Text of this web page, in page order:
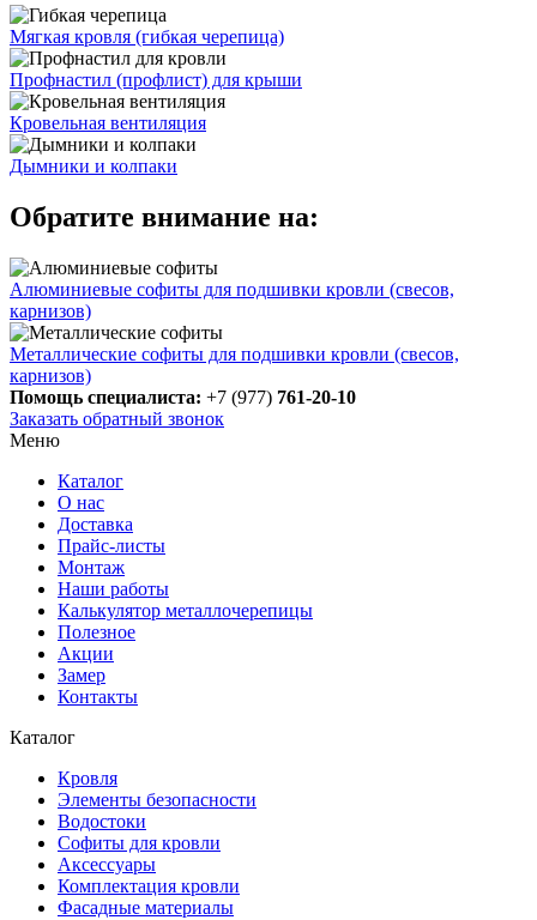
Мягкая кровля (гибкая черепица)
Профнастил (профлист) для крыши
Кровельная вентиляция
Дымники и колпаки
Обратите внимание на:
Алюминиевые софиты для подшивки кровли (свесов,
карнизов)
Металлические софиты для подшивки кровли (свесов,
карнизов)
Помощь специалиста: +7 (977) 761-20-10
Заказать обратный звонок
Меню
Каталог
О нас
Доставка
Прайс-листы
Монтаж
Наши работы
Калькулятор металлочерепицы
Полезное
Акции
Замер
Контакты
Каталог
Кровля
Элементы безопасности
Водостоки
Софиты для кровли
Аксессуары
Комплектация кровли
Фасадные материалы